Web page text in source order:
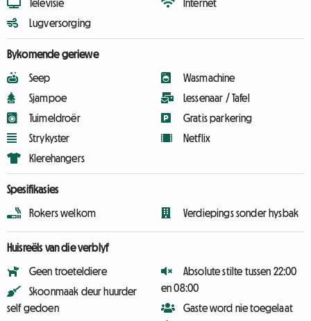
Televisie
Lugversorging
Internet
Bykomende geriewe
Seep
Sjampoe
Tuimeldroër
Strykyster
Klerehangers
Wasmachine
Lessenaar / Tafel
Gratis parkering
Netflix
Spesifikasies
Rokers welkom Verdiepings sonder hysbak
Huisreëls van die verblyf
Geen troeteldiere
Skoonmaak deur huurder
self gedoen
Absolute stilte tussen 22:00
en 08:00
Gaste word nie toegelaat